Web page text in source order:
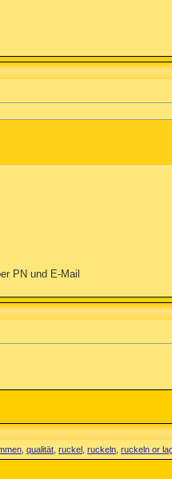
PN und E-Mail
qualität ruckel ruckeln ruckeln or